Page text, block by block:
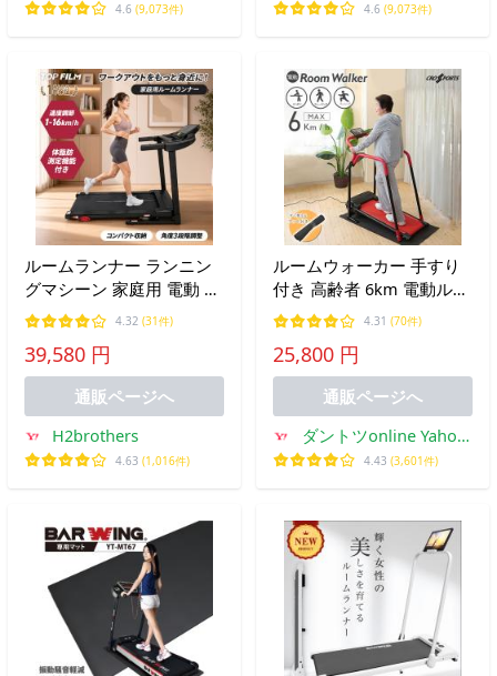
ピング店
4.6 (9,073件) ピング店
4.6 (9,073件)
ルームランナー ランニン
グマシーン 家庭用 電動 折
りたたみ 16km トレッド
ミル スマホホルダー 傾斜
静音
4.32 (31件)
39,580 円
通販ページへ
H2brothers
4.63 (1,016件)
ルームウォーカー 手すり
付き 高齢者 6km 電動ルー
ムウォーカー ウォーキン
グマシン 折りたたみ つか
まり歩き 室内運動 安全設
計 リハビリ トレッドミル
4.31 (70件)
25,800 円
通販ページへ
ダントツonline Yahoo!
店
4.43 (3,601件)